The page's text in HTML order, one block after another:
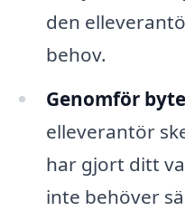
den
behov.
Genomför
elleverantör
har gjort ditt
inte behöver